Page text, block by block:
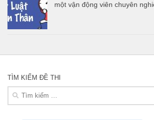
một vận động viên chuyên
TÌM KIẾM ĐỀ THI
Tìm